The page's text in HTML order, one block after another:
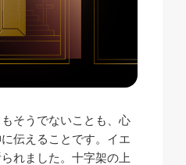
そうでないことも、心
伝えることです。イエ
れました。十字架の上